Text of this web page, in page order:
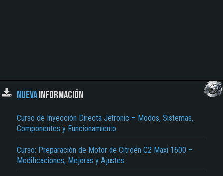
NUEVAINFORMACIÓN
Curso de Inyección Directa Jetronic – Modos, Sistemas,
Componentes y Funcionamiento
Curso: Preparación de Motor de Citroën C2 Maxi 1600 –
Modificaciones, Mejoras y Ajustes